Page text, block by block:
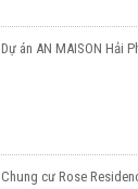
Dự án AN MAISON Hải
Chung cư Rose